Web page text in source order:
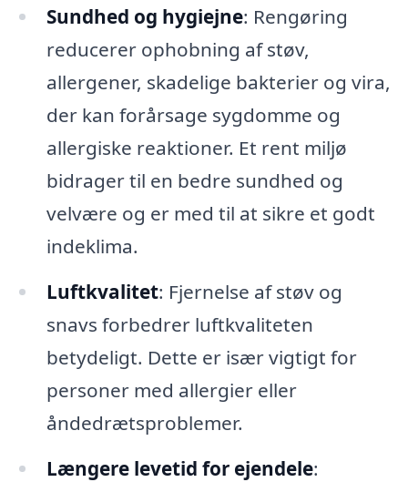
Sundhed og hygiejne: Rengøring
reducerer ophobning af støv,
allergener, skadelige bakterier og vira,
der kan forårsage sygdomme og
allergiske reaktioner. Et rent miljø
bidrager til en bedre sundhed og
velvære og er med til at sikre et godt
indeklima.
Luftkvalitet: Fjernelse af støv og
snavs forbedrer luftkvaliteten
betydeligt. Dette er især vigtigt for
personer med allergier eller
åndedrætsproblemer.
Længere levetid for ejendele: